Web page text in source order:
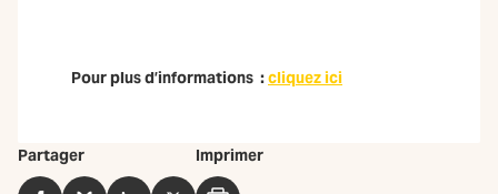
Pour plus d’informations :cliquez ici
Partager Imprimer